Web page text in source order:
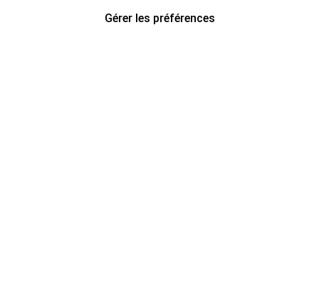
Gérer les préférences